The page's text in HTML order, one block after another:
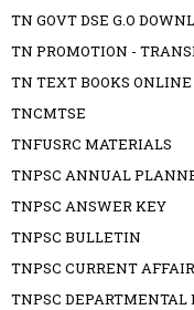
TN GOVT DSE G.O
TN PROMOTION -
TN TEXT BOOKS ONLINE
TNCMTSE
TNFUSRC MATERIALS
TNPSC ANNUAL
TNPSC ANSWER KEY
TNPSC BULLETIN
TNPSC CURRENT
TNPSC DEPARTMENTAL